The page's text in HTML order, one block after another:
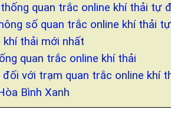
quan trắc online khí thải tự
số quan trắc online khí thải
khí thải mới nhất
quan trắc online khí thải
với trạm quan trắc online khí
Bình Xanh